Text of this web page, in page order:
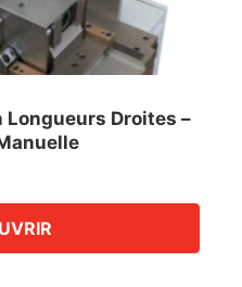
Longueurs Droites –